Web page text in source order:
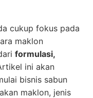
cukup fokus pada
maklon
formulasi,
ini akan
bisnis sabun
maklon, jenis